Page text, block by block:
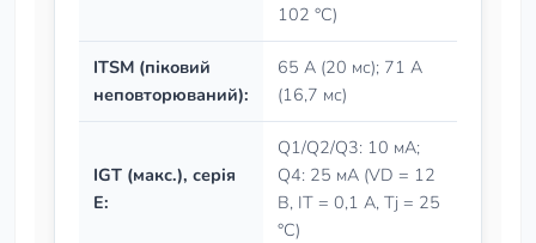
102 °C)
ITSM (піковий
неповторюваний):
65 А (20 мс); 71 А
(16,7 мс)
IGT (макс.), серія
E:
Q1/Q2/Q3: 10 мА;
Q4: 25 мА (VD = 12
В, IT = 0,1 А, Tj = 25
°C)